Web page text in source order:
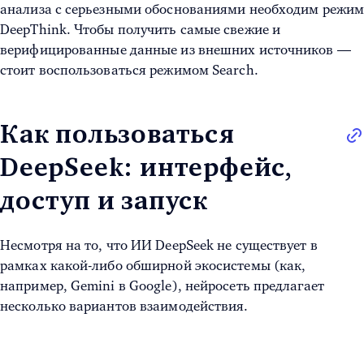
анализа с серьезными обоснованиями необходим режим
DeepThink. Чтобы получить самые свежие и
верифицированные данные из внешних источников —
стоит воспользоваться режимом Search.
Как пользоваться
DeepSeek: интерфейс,
доступ и запуск
Несмотря на то, что ИИ DeepSeek не существует в
рамках какой-либо обширной экосистемы (как,
например, Gemini в Google), нейросеть предлагает
несколько вариантов взаимодействия.